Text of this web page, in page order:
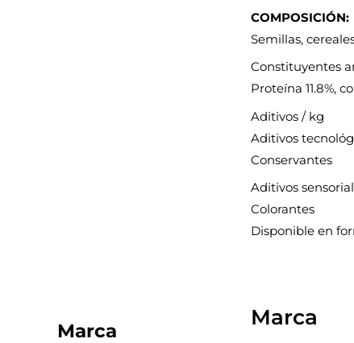
COMPOSICIÓN:
Semillas,
Constituyentes
Proteína 11.8%,
Aditivos / kg
Aditivos
Conservantes
Aditivos
Colorantes
Disponible en
Marca
Marca